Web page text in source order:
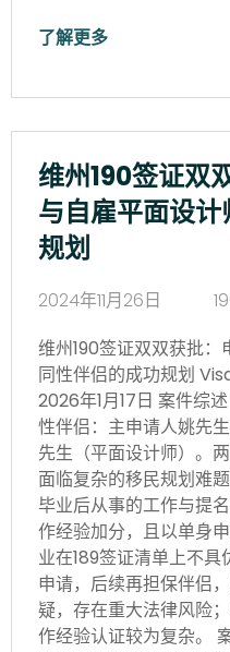
了解更多
维州190签证双
与自雇平面设
规划
2024年11月26日
维州190签证双双获批
同性伴侣的成功规划
2026年1月17日 案件综
性伴侣：主申请人姚先
先生（平面设计师）。
面临复杂的移民规划难
毕业后从事的工作与提
作经验加分，且以单身
业在189签证清单上不
申请，后续再担保伴侣
疑，存在重大法律风险
作经验认证较为复杂。